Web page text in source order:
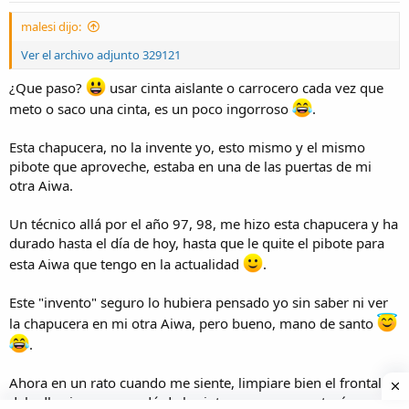
malesi dijo:
Ver el archivo adjunto 329121
¿Que paso?
usar cinta aislante o carrocero cada vez que
meto o saco una cinta, es un poco ingorroso
.
Esta chapucera, no la invente yo, esto mismo y el mismo
pibote que aproveche, estaba en una de las puertas de mi
otra Aiwa.
Un técnico allá por el año 97, 98, me hizo esta chapucera y ha
durado hasta el día de hoy, hasta que le quite el pibote para
esta Aiwa que tengo en la actualidad
.
Este "invento" seguro lo hubiera pensado yo sin saber ni ver
la chapucera en mi otra Aiwa, pero bueno, mano de santo
.
Ahora en un rato cuando me siente, limpiare bien el frontal
del adhesivo que quedó de la cinta carrocera que tenía